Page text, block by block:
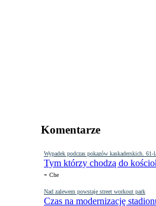
Komentarze
Wypadek podczas pokazów kaskaderskich. 61-
Tym którzy chodzą do
- Che
Nad zalewem powstaje street workout park
Czas na modernizację